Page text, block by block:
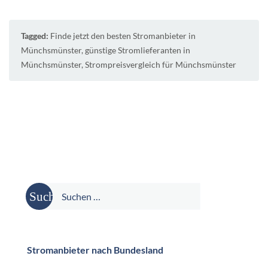
Tagged: Finde jetzt den besten Stromanbieter in
Münchsmünster, günstige Stromlieferanten in
Münchsmünster, Strompreisvergleich für Münchsmünster
Suche
nach:
Stromanbieter nach Bundesland